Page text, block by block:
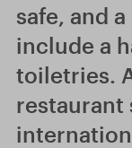
safe, and
include a
toiletries.
restaurant